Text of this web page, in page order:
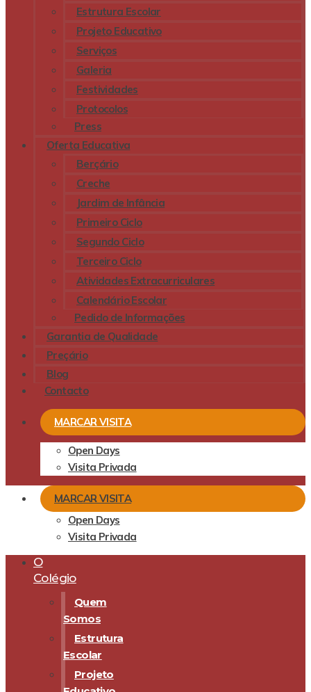
Estrutura Escolar
Projeto Educativo
Serviços
Galeria
Festividades
Protocolos
Press
Oferta Educativa
Berçário
Creche
Jardim de Infância
Primeiro Ciclo
Segundo Ciclo
Terceiro Ciclo
Atividades Extracurriculares
Calendário Escolar
Pedido de Informações
Garantia de Qualidade
Preçário
Blog
Contacto
MARCAR VISITA
Open Days
Visita Privada
MARCAR VISITA
Open Days
Visita Privada
O
Colégio
Quem
Somos
Estrutura
Escolar
Projeto